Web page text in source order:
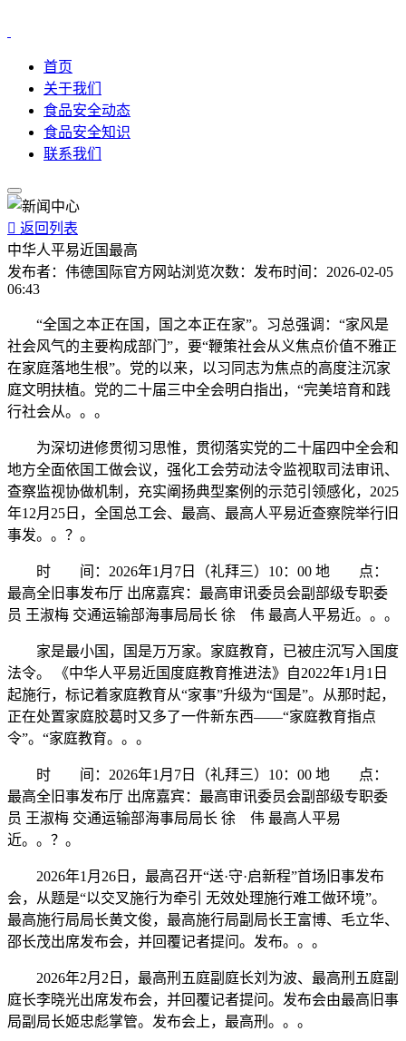
首页
关于我们
食品安全动态
食品安全知识
联系我们
 返回列表
中华人平易近国最高
发布者： 伟德国际官方网站浏览次数： 发布时间： 2026-02-05
06:43
“全国之本正在国，国之本正在家”。习总强调：“家风是
社会风气的主要构成部门”，要“鞭策社会从义焦点价值不雅正
在家庭落地生根”。党的以来，以习同志为焦点的高度注沉家
庭文明扶植。党的二十届三中全会明白指出，“完美培育和践
行社会从。。。
为深切进修贯彻习思惟，贯彻落实党的二十届四中全会和
地方全面依国工做会议，强化工会劳动法令监视取司法审讯、
查察监视协做机制，充实阐扬典型案例的示范引领感化，2025
年12月25日，全国总工会、最高、最高人平易近查察院举行旧
事发。。？。
时 间：2026年1月7日（礼拜三）10：00 地 点：
最高全旧事发布厅 出席嘉宾：最高审讯委员会副部级专职委
员 王淑梅 交通运输部海事局局长 徐 伟 最高人平易近。。。
家是最小国，国是万万家。家庭教育，已被庄沉写入国度
法令。 《中华人平易近国度庭教育推进法》自2022年1月1日
起施行，标记着家庭教育从“家事”升级为“国是”。从那时起，
正在处置家庭胶葛时又多了一件新东西——“家庭教育指点
令”。“家庭教育。。。
时 间：2026年1月7日（礼拜三）10：00 地 点：
最高全旧事发布厅 出席嘉宾：最高审讯委员会副部级专职委
员 王淑梅 交通运输部海事局局长 徐 伟 最高人平易
近。。？。
2026年1月26日，最高召开“送·守·启新程”首场旧事发布
会，从题是“以交叉施行为牵引 无效处理施行难工做环境”。
最高施行局局长黄文俊，最高施行局副局长王富博、毛立华、
邵长茂出席发布会，并回覆记者提问。发布。。。
2026年2月2日，最高刑五庭副庭长刘为波、最高刑五庭副
庭长李晓光出席发布会，并回覆记者提问。发布会由最高旧事
局副局长姬忠彪掌管。发布会上，最高刑。。。